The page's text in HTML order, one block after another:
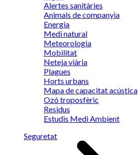
Alertes sanitàries
Animals de companyia
Energia
Medi natural
Meteorologia
Mobilitat
Neteja viària
Plagues
Horts urbans
Mapa de capacitat acústica
Ozó troposfèric
Residus
Estudis Medi Ambient
Seguretat